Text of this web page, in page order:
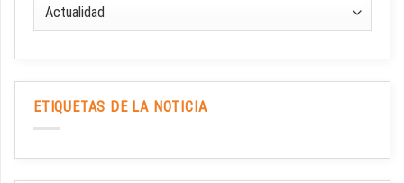
ETIQUETAS DE LA NOTICIA